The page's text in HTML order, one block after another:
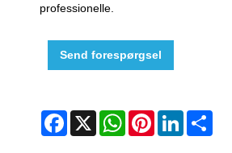
professionelle.
Send forespørgsel
Facebook
X WhatsApp
Pinterest
LinkedIn